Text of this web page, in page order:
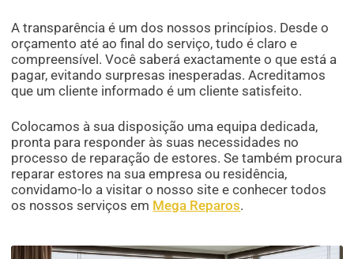
A transparência é um dos nossos princípios. Desde o
orçamento até ao final do serviço, tudo é claro e
compreensível. Você saberá exactamente o que está a
pagar, evitando surpresas inesperadas. Acreditamos
que um cliente informado é um cliente satisfeito.
Colocamos à sua disposição uma equipa dedicada,
pronta para responder às suas necessidades no
processo de reparação de estores. Se também procura
reparar estores na sua empresa ou residência,
convidamo-lo a visitar o nosso site e conhecer todos
os nossos serviços em Mega Reparos.